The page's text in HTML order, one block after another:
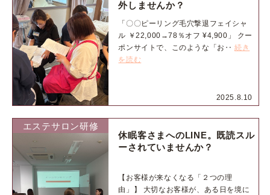
2025.8.10
外しませんか？
「〇〇ピーリング毛穴撃退フェイシャ
ル ￥22,000→78％オフ ¥4,900」 クー
ポンサイトで、このような「お‥続き
を読む
エステサロン研修
休眠客さまへのLINE。既読スル
ーされていませんか？
【お客様が来なくなる「２つの理
由」】 大切なお客様が、ある日を境に